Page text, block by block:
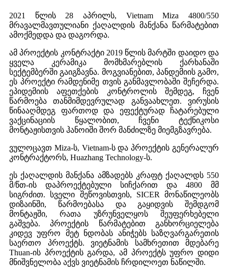
2021 წლის 28 აპრილს, Vietnam Miza 4800/550
მრავალმავთულიანი ქაღალდის მანქანა წარმატებით
ამოქმედდა და დაგორდა.
ამ პროექტის კონტრაქტი 2019 წლის მარტში დაიდო და
ყველა კერამიკა მომხმარებლის ქარხანაში
სექტემბერში გაიგზავნა. მოგვიანებით, პანდემიის გამო,
ეს პროექტი რამდენიმე თვის განმავლობაში შეჩერდა.
ეპიდემიის აფეთქების კონტროლის შემდეგ, ჩვენ
წარმოება თანმიმდევრულად განვაახლეთ. ვირუსის
წინააღმდეგ ფართოდ და ეფექტურად ჩატარებული
ვაქცინაციის წყალობით, ჩვენი ტექნიკოსი
მონტაჟისთვის ჰანოიში შორ მანძილზე მიემგზავრება.
ვულოცავთ Miza-ს, Vietnam-ს და პროექტის გენერალურ
კონტრაქტორს, Huazhang Technology-ს.
ეს ქაღალდის მანქანა ამზადებს კრაფტ ქაღალდს 550
მ/წთ-ის დაპროექტებული სიჩქარით და 4800 მმ
სიგრძით. სველი შეწოვისთვის, SICER მონაწილეობს
დიზაინში, წარმოებასა და გაყიდვის შემდგომ
მონტაჟში, რათა უზრუნველყოს შეუფერხებელი
გაშვება. პროექტის წარმატებით განხორციელება
კიდევ უფრო მეტ ნდობას ანიჭებს საზღვარგარეთის
საერთო პროექტს. ვიეტნამის სამხრეთით მდებარე
Thuan-ის პროექტის გარდა, ამ პროექტს უფრო დიდი
მნიშვნელობა აქვს ვიეტნამის ჩრდილოეთ ნაწილში.